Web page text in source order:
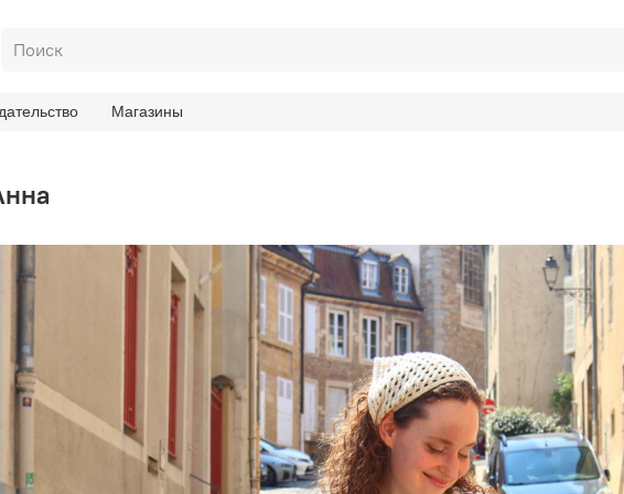
Магазины